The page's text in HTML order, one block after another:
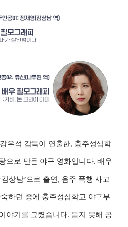
우석 감독이 연출한, 충주성심학
으로 만든 야구 영화입니다. 배우
상남’으로 출연, 음주 폭행 사고
하던 중에 충주성심학교 야구부
야기를 그렸습니다. 듣지 못해 공